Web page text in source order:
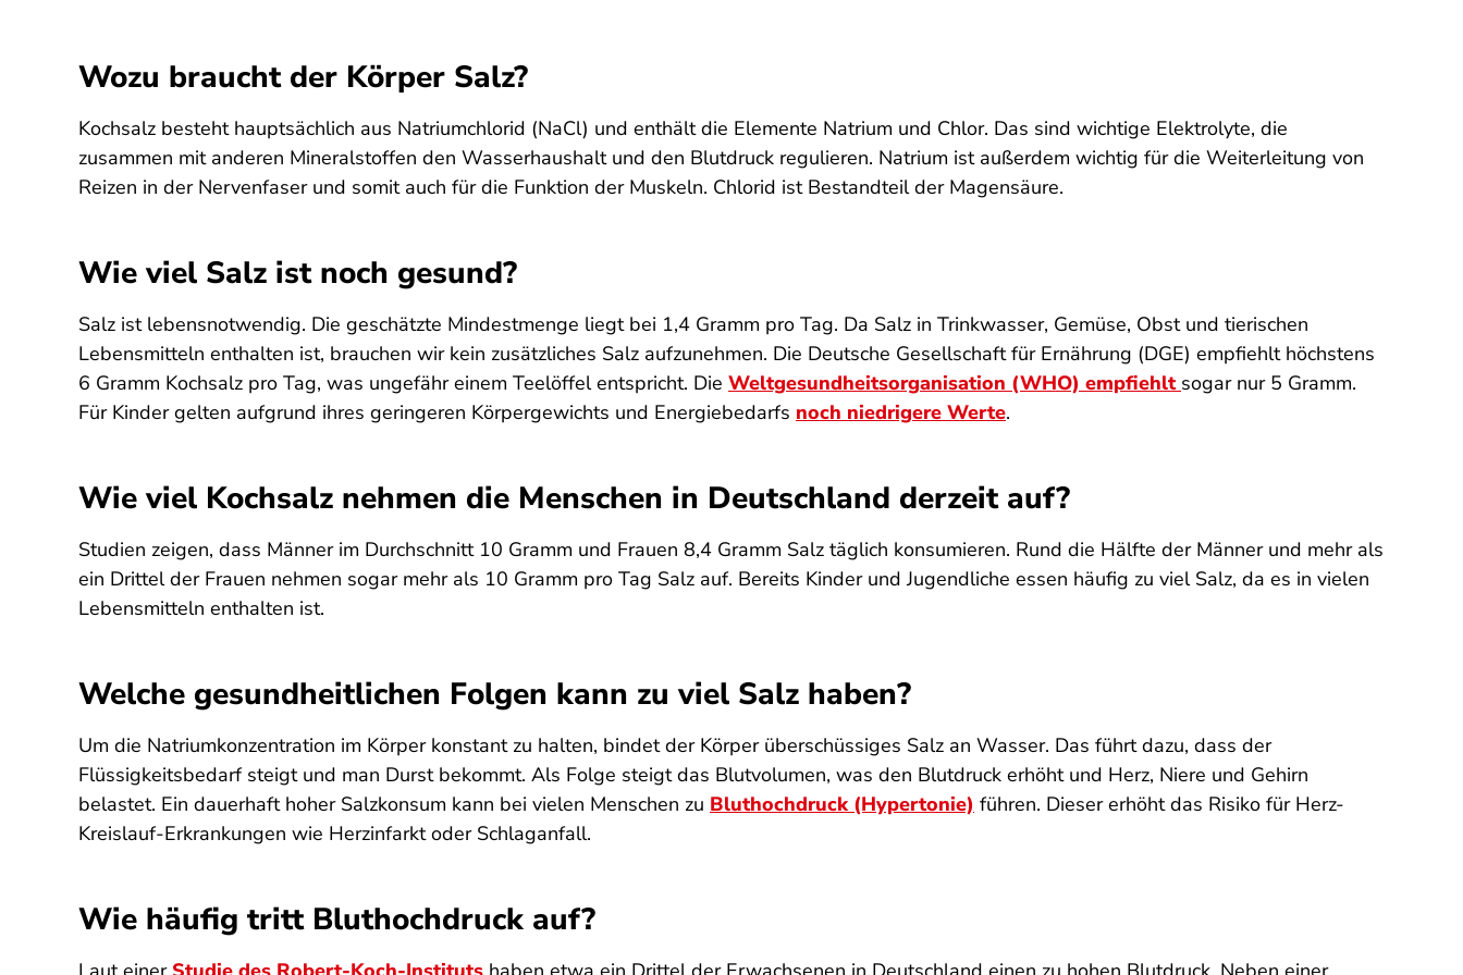
Wozu braucht der Körper Salz?
Kochsalz besteht hauptsächlich aus Natriumchlorid (NaCl) und enthält die Elemente Natrium und Chlor. Das sind wichtige Elektrolyte, die
zusammen mit anderen Mineralstoffen den Wasserhaushalt und den Blutdruck regulieren. Natrium ist außerdem wichtig für die Weiterleitung von
Reizen in der Nervenfaser und somit auch für die Funktion der Muskeln. Chlorid ist Bestandteil der Magensäure.
Wie viel Salz ist noch gesund?
Salz ist lebensnotwendig. Die geschätzte Mindestmenge liegt bei 1,4 Gramm pro Tag. Da Salz in Trinkwasser, Gemüse, Obst und tierischen
Lebensmitteln enthalten ist, brauchen wir kein zusätzliches Salz aufzunehmen. Die Deutsche Gesellschaft für Ernährung (DGE) empfiehlt höchstens
6 Gramm Kochsalz pro Tag, was ungefähr einem Teelöffel entspricht. Die Weltgesundheitsorganisation (WHO) empfiehlt sogar nur 5 Gramm.
Für Kinder gelten aufgrund ihres geringeren Körpergewichts und Energiebedarfs noch niedrigere Werte.
Wie viel Kochsalz nehmen die Menschen in Deutschland derzeit auf?
Studien zeigen, dass Männer im Durchschnitt 10 Gramm und Frauen 8,4 Gramm Salz täglich konsumieren. Rund die Hälfte der Männer und mehr als
ein Drittel der Frauen nehmen sogar mehr als 10 Gramm pro Tag Salz auf. Bereits Kinder und Jugendliche essen häufig zu viel Salz, da es in vielen
Lebensmitteln enthalten ist.
Welche gesundheitlichen Folgen kann zu viel Salz haben?
Um die Natriumkonzentration im Körper konstant zu halten, bindet der Körper überschüssiges Salz an Wasser. Das führt dazu, dass der
Flüssigkeitsbedarf steigt und man Durst bekommt. Als Folge steigt das Blutvolumen, was den Blutdruck erhöht und Herz, Niere und Gehirn
belastet. Ein dauerhaft hoher Salzkonsum kann bei vielen Menschen zu Bluthochdruck (Hypertonie) führen. Dieser erhöht das Risiko für Herz-
Kreislauf-Erkrankungen wie Herzinfarkt oder Schlaganfall.
Wie häufig tritt Bluthochdruck auf?